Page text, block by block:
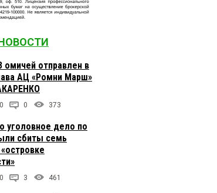
омичей отправлен в
АЦ «Ромни Марш»
0 373
уголовное дело по
сбиты семь
3 461